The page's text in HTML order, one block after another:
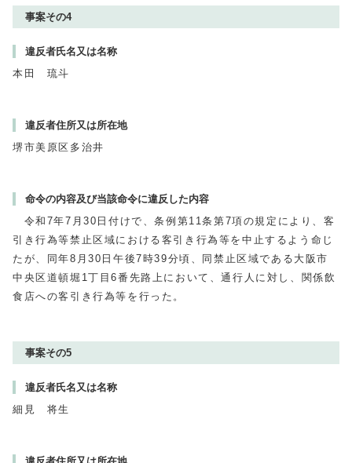
事案その4
違反者氏名又は名称
本田 琉斗
違反者住所又は所在地
堺市美原区多治井
命令の内容及び当該命令に違反した内容
令和7年7月30日付けで、条例第11条第7項の規定により、客
引き行為等禁止区域における客引き行為等を中止するよう命じ
たが、同年8月30日午後7時39分頃、同禁止区域である大阪市
中央区道頓堀1丁目6番先路上において、通行人に対し、関係飲
食店への客引き行為等を行った。
事案その5
違反者氏名又は名称
細見 将生